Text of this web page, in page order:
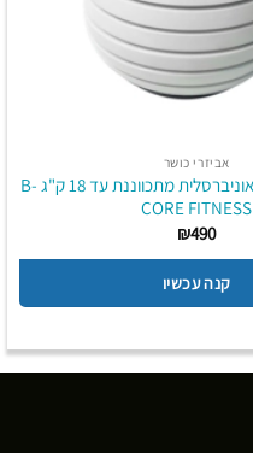
אביזרי כושר
משקולת קטלבלס אוניברסלית מתכווננת עד 18 ק"ג B-
CORE FITNESS
₪490
קנה עכשיו